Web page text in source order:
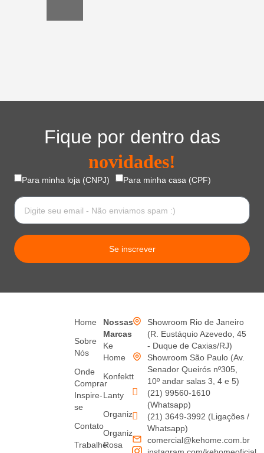
Fique por dentro das
novidades!
Para minha loja (CNPJ) Para minha casa (CPF)
Se inscrever
Home
Sobre
Nós
Onde
Comprar
Inspire-
se
Contato
Trabalhe
Nossas
Marcas
Ke
Home
Konfektt
Lanty
Organiz
Organiz
Rosa
Showroom Rio de Janeiro
(R. Eustáquio Azevedo, 45
- Duque de Caxias/RJ)
Showroom São Paulo (Av.
Senador Queirós nº305,
10º andar salas 3, 4 e 5)
(21) 99560-1610
(Whatsapp)
(21) 3649-3992 (Ligações /
Whatsapp)
comercial@kehome.com.br